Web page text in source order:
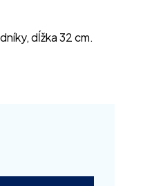
dĺžka 32 cm.